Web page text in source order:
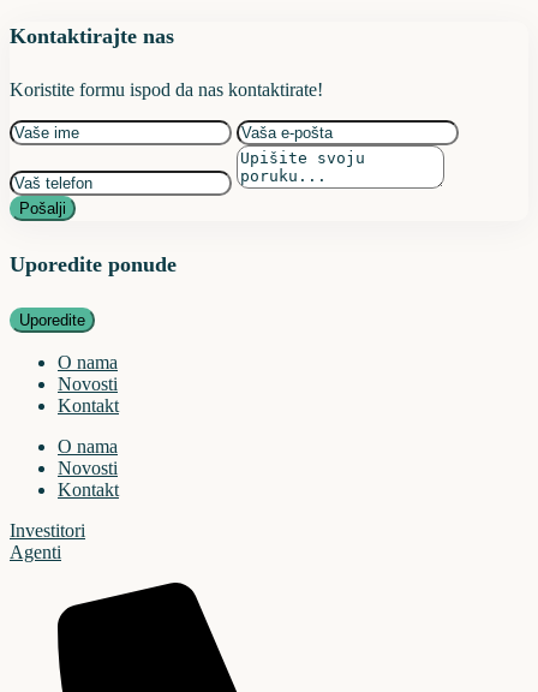
Kontaktirajte nas
Koristite formu ispod da nas kontaktirate!
Pošalji
Uporedite ponude
Uporedite
O nama
Novosti
Kontakt
O nama
Novosti
Kontakt
Investitori
Agenti